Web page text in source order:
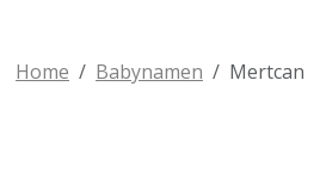
Home Babynamen Mertcan